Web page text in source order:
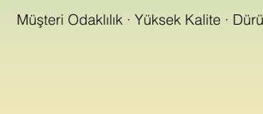
Müşteri Odaklılık · Yüksek Kalite ·